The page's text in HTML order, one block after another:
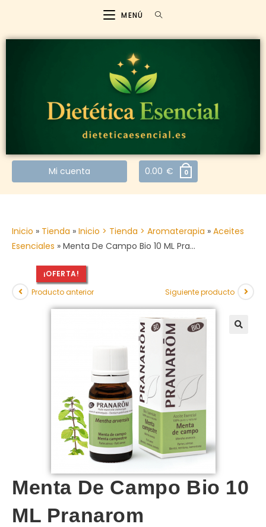
MENÚ
Mi cuenta 0.00 € 0
Inicio » Tienda » Inicio > Tienda > Aromaterapia » Aceites
Esenciales » Menta De Campo Bio 10 ML Pra…
¡OFERTA!
Producto anterior
Siguiente producto
Menta De Campo Bio 10
ML Pranarom